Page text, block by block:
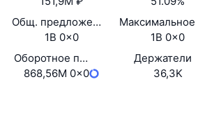
Общ. предложение
1B 0x0
Максимальное
1B 0x0
Оборотное предложение
868,56M 0x0
Держатели
36,3K